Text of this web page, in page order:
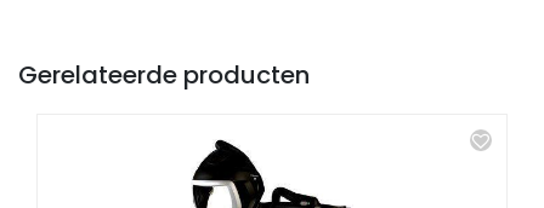
Gerelateerde producten